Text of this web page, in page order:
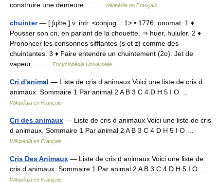
construire une demeure… …
Wikipédia en Français
chuinter— [ ʃɥɛ̃te ] v. intr. <conjug. : 1> • 1776; onomat. 1 ♦
Pousser son cri, en parlant de la chouette. ⇒ huer, hululer. 2 ♦
Prononcer les consonnes sifflantes (s et z) comme des
chuintantes. 3 ♦ Faire entendre un chuintement (2o). Jet de
vapeur… …
Encyclopédie Universelle
Cri d'animal — Liste de cris d animaux Voici une liste de cris d
animaux. Sommaire 1 Par animal 2 A B 3 C 4 D H 5 I O …
Wikipédia en Français
Cri des animaux — Liste de cris d animaux Voici une liste de cris
d animaux. Sommaire 1 Par animal 2 A B 3 C 4 D H 5 I O …
Wikipédia en Français
Cris Des Animaux — Liste de cris d animaux Voici une liste de
cris d animaux. Sommaire 1 Par animal 2 A B 3 C 4 D H 5 I O …
Wikipédia en Français